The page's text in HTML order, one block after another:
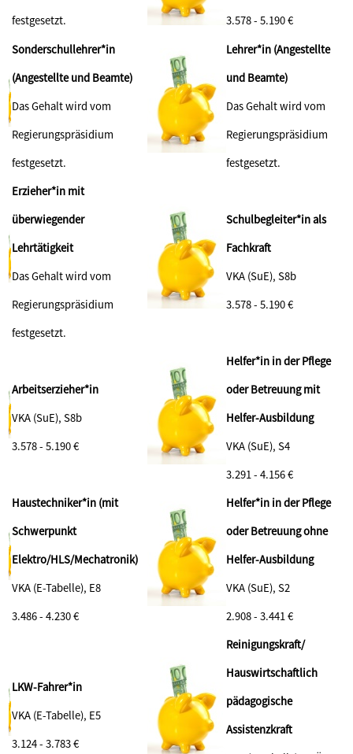
festgesetzt.
3.578 - 5.190 €
Sonderschullehrer*in
(Angestellte und Beamte)
Das Gehalt wird vom
Regierungspräsidium
festgesetzt.
Lehrer*in (Angestellte
und Beamte)
Das Gehalt wird vom
Regierungspräsidium
festgesetzt.
Erzieher*in mit
überwiegender
Lehrtätigkeit
Das Gehalt wird vom
Regierungspräsidium
festgesetzt.
Schulbegleiter*in als
Fachkraft
VKA (SuE), S8b
3.578 - 5.190 €
Arbeitserzieher*in
VKA (SuE), S8b
3.578 - 5.190 €
Helfer*in in der Pflege
oder Betreuung mit
Helfer-Ausbildung
VKA (SuE), S4
3.291 - 4.156 €
Haustechniker*in (mit
Schwerpunkt
Elektro/HLS/Mechatronik)
VKA (E-Tabelle), E8
3.486 - 4.230 €
Helfer*in in der Pflege
oder Betreuung ohne
Helfer-Ausbildung
VKA (SuE), S2
2.908 - 3.441 €
LKW-Fahrer*in
VKA (E-Tabelle), E5
3.124 - 3.783 €
Reinigungskraft/
Hauswirtschaftlich
pädagogische
Assistenzkraft